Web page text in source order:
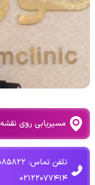
مسیریابی روی نقشه
۰۲۱۲۲۰۷۷۴۱۴